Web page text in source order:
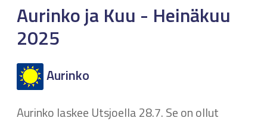
Aurinko ja Kuu - Heinäkuu
2025
Aurinko
Aurinko laskee Utsjoella 28.7. Se on ollut